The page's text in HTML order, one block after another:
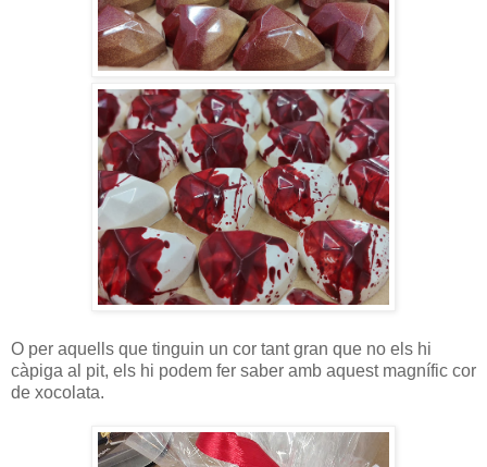
O per aquells que tinguin un cor tant gran que no els hi
càpiga al pit, els hi podem fer saber amb aquest magnífic cor
de xocolata.